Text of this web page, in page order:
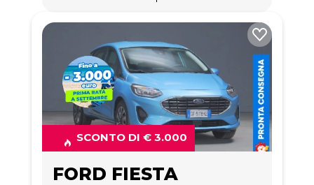
SCONTO DI € 3.000
FORD FIESTA